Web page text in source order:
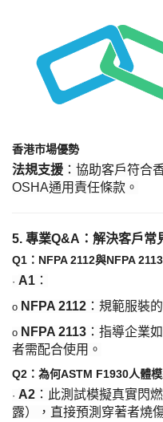
香港市場優勢
法規支援 ：協助客戶符合
OSHA通用責任條款。
5. 專業Q&A：解決客戶常
Q1：NFPA 2112與NFPA
· A1 ：
o NFPA 2112 ：規範服裝
o NFPA 2113 ：指導企業
者需配合使用。
Q2：為何ASTM F1930人體
· A2 ：此測試模擬真實閃
露），直接預測穿著者燒